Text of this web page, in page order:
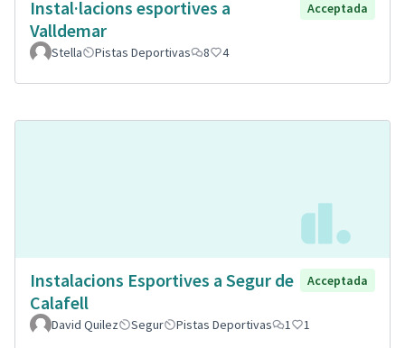
Instal·lacions esportives a
Valldemar
Acceptada
Stella Pistas Deportivas 8 4
Instalacions Esportives a Segur de
Calafell
Acceptada
David Quilez Segur Pistas Deportivas 1 1